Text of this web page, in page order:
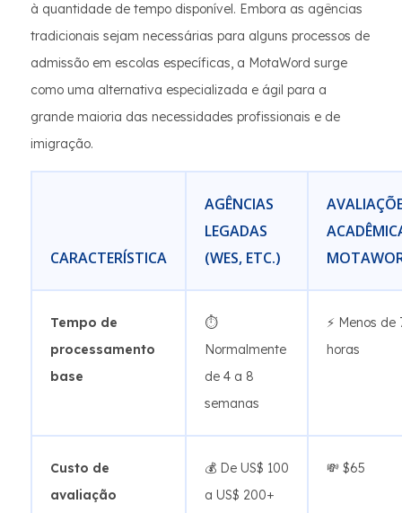
à quantidade de tempo disponível. Embora as agências
tradicionais sejam necessárias para alguns processos de
admissão em escolas específicas, a MotaWord surge
como uma alternativa especializada e ágil para a
grande maioria das necessidades profissionais e de
imigração.
CARACTERÍSTICA
AGÊNCIAS
LEGADAS
(WES, ETC.)
Tempo de
processamento
base
⏱️
Normalmente
de 4 a 8
semanas
⚡ Menos de
horas
Custo de
avaliação
💰 De US$ 100
a US$ 200+
💸 $65